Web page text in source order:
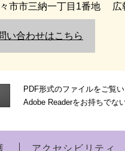
市市三納一丁目1番地 広
い合わせはこちら
PDF形式のファイルをご覧
Adobe Readerをお持ちでな
アクセシビリティ